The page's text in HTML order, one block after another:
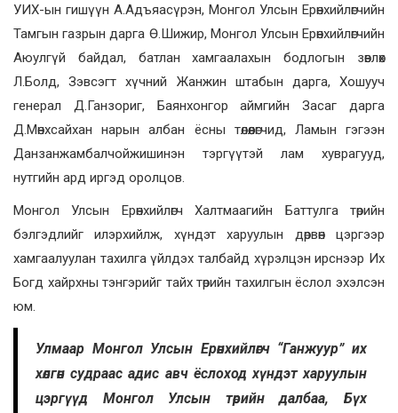
УИХ-ын гишүүн А.Адъяасүрэн, Монгол Улсын Ерөнхийлөгчийн
Тамгын газрын дарга Ө.Шижир, Монгол Улсын Ерөнхийлөгчийн
Аюулгүй байдал, батлан хамгаалахын бодлогын зөвлөх
Л.Болд, Зэвсэгт хүчний Жанжин штабын дарга, Хошууч
генерал Д.Ганзориг, Баянхонгор аймгийн Засаг дарга
Д.Мөнхсайхан нарын албан ёсны төлөөлөгчид, Ламын гэгээн
Данзанжамбалчойжишинэн тэргүүтэй лам хуврагууд,
нутгийн ард иргэд оролцов.
Монгол Улсын Ерөнхийлөгч Халтмаагийн Баттулга төрийн
бэлгэдлийг илэрхийлж, хүндэт харуулын дөрвөн цэргээр
хамгаалуулан тахилга үйлдэх талбайд хүрэлцэн ирснээр Их
Богд хайрхны тэнгэрийг тайх төрийн тахилгын ёслол эхэлсэн
юм.
Улмаар Монгол Улсын Ерөнхийлөгч “Ганжуур” их
хөлгөн судраас адис авч ёслоход хүндэт харуулын
цэргүүд Монгол Улсын төрийн далбаа, Бүх